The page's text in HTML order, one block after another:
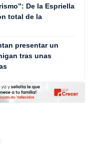
De la Espriella
total de la
presentar un
tras unas